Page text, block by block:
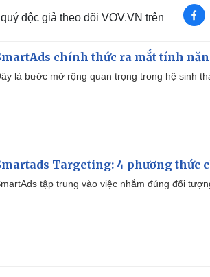
độc giả theo dõi VOV.VN trên
chính thức ra mắt tính
là bước mở rộng quan trọng trong hệ sinh
Targeting: 4 phương thức
tập trung vào việc nhắm đúng đối